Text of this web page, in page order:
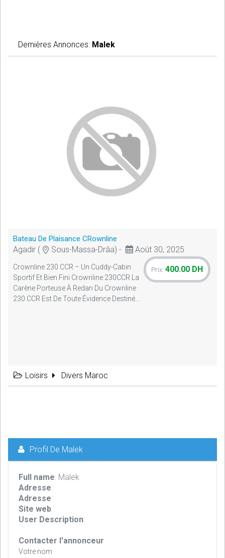
Dernières Annonces: Malek
Bateau De Plaisance CRownline
Agadir ( Sous-Massa-Drâa) - Août 30, 2025
Prix: 400.00 DH
Crownline 230 CCR – Un Cuddy-Cabin
Sportif Et Bien Fini Crownline 230CCR La
Carène Porteuse À Redan Du Crownline
230 CCR Est De Toute Évidence Destiné...
Loisirs Divers Maroc
Profil De Malek
Full name: Malek
Adresse:
Adresse:
Site web:
User Description:
Contacter l'annonceur
Votre nom